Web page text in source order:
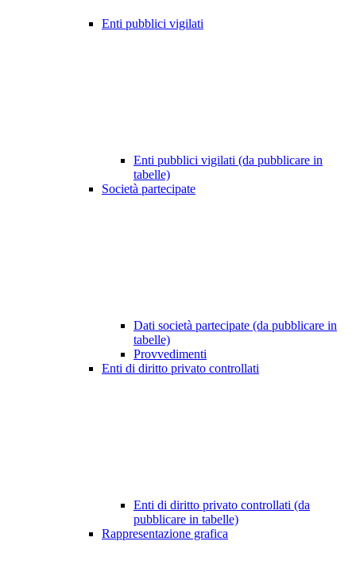
Enti pubblici vigilati
Enti pubblici vigilati (da pubblicare in
tabelle)
Società partecipate
Dati società partecipate (da pubblicare in
tabelle)
Provvedimenti
Enti di diritto privato controllati
Enti di diritto privato controllati (da
pubblicare in tabelle)
Rappresentazione grafica